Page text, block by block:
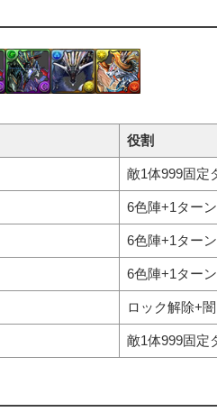
役割
敵1体999固定
6色陣+1ター
6色陣+1ター
6色陣+1ター
ロック解除+
敵1体999固定